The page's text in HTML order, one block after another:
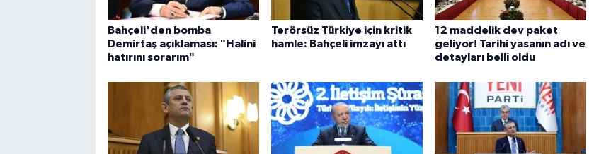
Bahçeli'den bomba
Demirtaş açıklaması: "Halini
hatırını sorarım"
Terörsüz Türkiye için kritik
hamle: Bahçeli imzayı attı
12 maddelik dev paket
geliyor! Tarihi yasanın adı ve
detayları belli oldu